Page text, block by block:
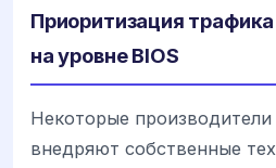
Приоритизация трафика
на уровне BIOS
Некоторые
внедряют собственные